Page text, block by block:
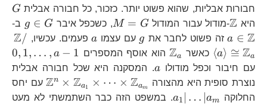
חבורות אבליות, שהוא פשוט יותר. כזכור, כל חבורה אבלית G
היא \mathbb{Z} Z-מודול עבור המודול
M=G
M = G , כשכפל איבר
g\in
G
g ∈ G ב-
a ∈ Z זה פשוט לחבר את g g עם עצמו a
aפעמים. עכשיו, Z/
⟨a⟩ ≅ Za כאשר \mathbb{Z}_{a}
Za הוא אוסף המספרים 0, 1, … , a − 1
עם חיבור וכפל מודולו a a. המסקנה היא שכל חבורה אבלית
נוצרת סופית היא מהצורה
Zn × Za1 × ⋯ × Zam
עם יחס
החלוקה
a_{1}|\dots|a_{m}
a1 … ∣am
. במשפט הזה כבר השתמשתי לא מעט